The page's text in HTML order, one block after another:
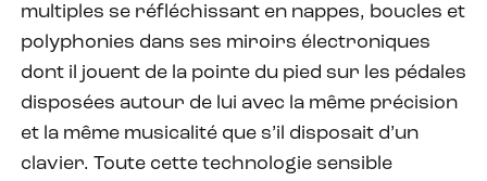
multiples se réfléchissant en nappes, boucles et
polyphonies dans ses miroirs électroniques
dont il jouent de la pointe du pied sur les pédales
disposées autour de lui avec la même précision
et la même musicalité que s’il disposait d’un
clavier. Toute cette technologie sensible